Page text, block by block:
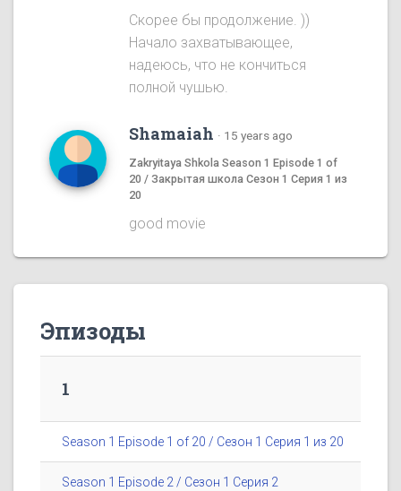
Скорее бы продолжение. ))
Начало захватывающее,
надеюсь, что не кончиться
полной чушью.
Shamaiah · 15 years ago
Zakryitaya Shkola Season 1 Episode 1 of
20 / Закрытая школа Сезон 1 Серия 1 из
20
good movie
Эпизоды
1
Season 1 Episode 1 of 20 / Сезон 1 Серия 1 из 20
Season 1 Episode 2 / Сезон 1 Серия 2